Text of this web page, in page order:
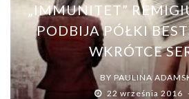
„IMMUNITET”
PODBIJA PÓŁKI
WKRÓTCE
BY PAULINA
22 września 2016